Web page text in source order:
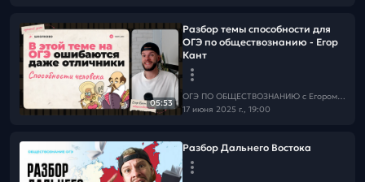
05:53
Разбор темы способности для
ОГЭ по обществознанию - Егор
Кант
ОГЭ ПО ОБЩЕСТВОЗНАНИЮ c Егором Кантом
17 июня 2025 г., 19:00
Разбор Дальнего Востока